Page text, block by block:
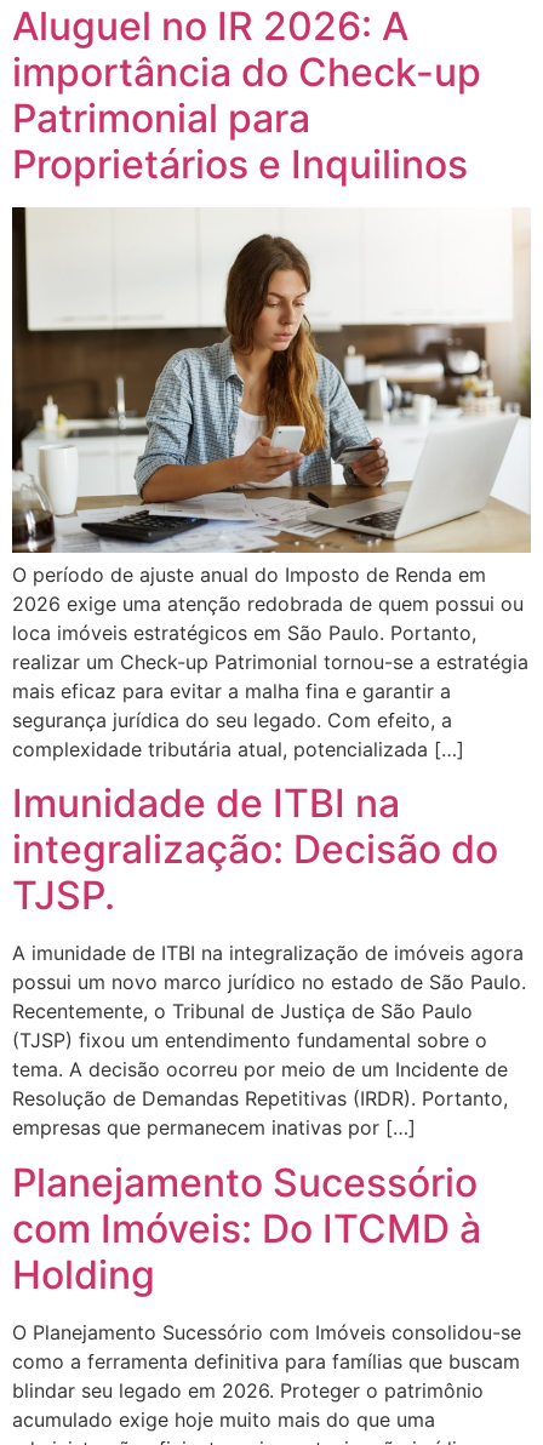
Aluguel no IR 2026: A
importância do Check-up
Patrimonial para
Proprietários e Inquilinos
O período de ajuste anual do Imposto de Renda em
2026 exige uma atenção redobrada de quem possui ou
loca imóveis estratégicos em São Paulo. Portanto,
realizar um Check-up Patrimonial tornou-se a estratégia
mais eficaz para evitar a malha fina e garantir a
segurança jurídica do seu legado. Com efeito, a
complexidade tributária atual, potencializada […]
Imunidade de ITBI na
integralização: Decisão do
TJSP.
A imunidade de ITBI na integralização de imóveis agora
possui um novo marco jurídico no estado de São Paulo.
Recentemente, o Tribunal de Justiça de São Paulo
(TJSP) fixou um entendimento fundamental sobre o
tema. A decisão ocorreu por meio de um Incidente de
Resolução de Demandas Repetitivas (IRDR). Portanto,
empresas que permanecem inativas por […]
Planejamento Sucessório
com Imóveis: Do ITCMD à
Holding
O Planejamento Sucessório com Imóveis consolidou-se
como a ferramenta definitiva para famílias que buscam
blindar seu legado em 2026. Proteger o patrimônio
acumulado exige hoje muito mais do que uma